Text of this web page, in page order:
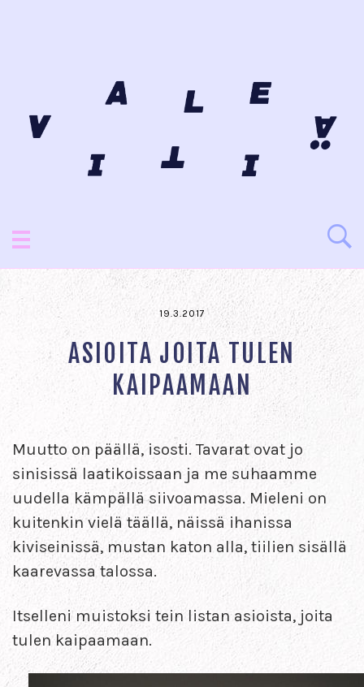
19.3.2017
ASIOITA JOITA TULEN
KAIPAAMAAN
Muutto on päällä, isosti. Tavarat ovat jo
sinisissä laatikoissaan ja me suhaamme
uudella kämpällä siivoamassa. Mieleni on
kuitenkin vielä täällä, näissä ihanissa
kiviseinissä, mustan katon alla, tiilien sisällä
kaarevassa talossa.
Itselleni muistoksi tein listan asioista, joita
tulen kaipaamaan.